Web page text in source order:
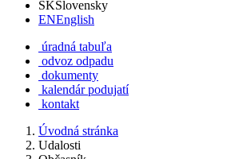
SKSlovensky
ENEnglish
úradná tabuľa
odvoz odpadu
dokumenty
kalendár podujatí
kontakt
Úvodná stránka
Udalosti